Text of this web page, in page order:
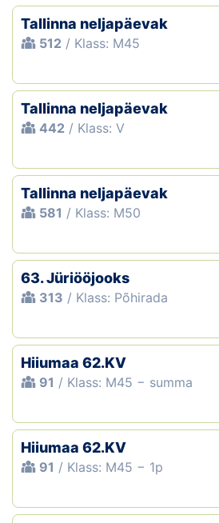
Tallinna neljapäevak
512 / Klass: M45
Tallinna neljapäevak
442 / Klass: V
Tallinna neljapäevak
581 / Klass: M50
63. Jüriööjooks
313 / Klass: Põhirada
Hiiumaa 62.KV
91 / Klass: M45 − summa
Hiiumaa 62.KV
91 / Klass: M45 − 1p